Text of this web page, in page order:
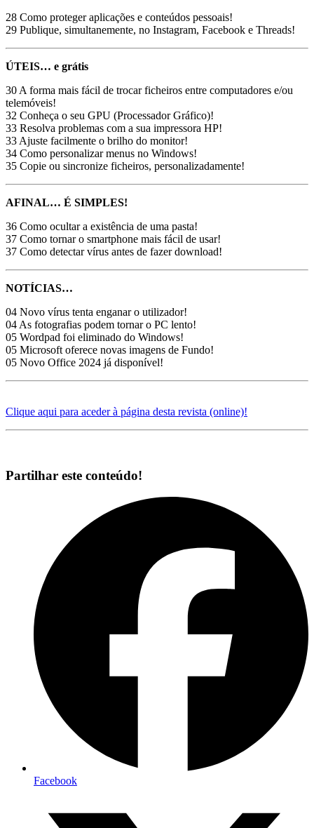
28 Como proteger aplicações e conteúdos pessoais!
29 Publique, simultanemente, no Instagram, Facebook e Threads!
ÚTEIS… e grátis
30 A forma mais fácil de trocar ficheiros entre computadores e/ou
telemóveis!
32 Conheça o seu GPU (Processador Gráfico)!
33 Resolva problemas com a sua impressora HP!
33 Ajuste facilmente o brilho do monitor!
34 Como personalizar menus no Windows!
35 Copie ou sincronize ficheiros, personalizadamente!
AFINAL… É SIMPLES!
36 Como ocultar a existência de uma pasta!
37 Como tornar o smartphone mais fácil de usar!
37 Como detectar vírus antes de fazer download!
NOTÍCIAS…
04 Novo vírus tenta enganar o utilizador!
04 As fotografias podem tornar o PC lento!
05 Wordpad foi eliminado do Windows!
05 Microsoft oferece novas imagens de Fundo!
05 Novo Office 2024 já disponível!
Clique aqui para aceder à página desta revista (online)!
Partilhar este conteúdo!
Facebook